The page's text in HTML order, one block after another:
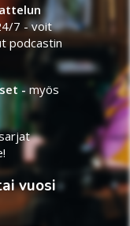
7 - voit
podcastin
-myös
vuosi